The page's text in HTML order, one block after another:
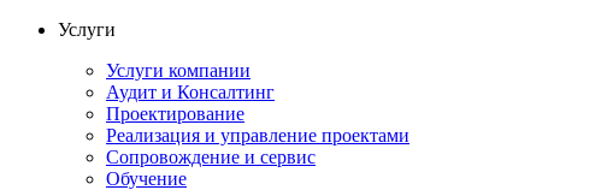
Услуги
Услуги компании
Аудит и Консалтинг
Проектирование
Реализация и управление проектами
Сопровождение и сервис
Обучение